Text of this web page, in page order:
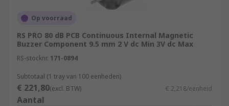
Op voorraad
RS PRO 80 dB PCB Continuous Internal Magnetic
Buzzer Component 9.5 mm 2 V dc Min 3V dc Max
RS-stocknr. 171-0894
Subtotaal (1 tray van 100 eenheden)
€ 221,80(excl. BTW) € 2,218/eenheid
Aantal